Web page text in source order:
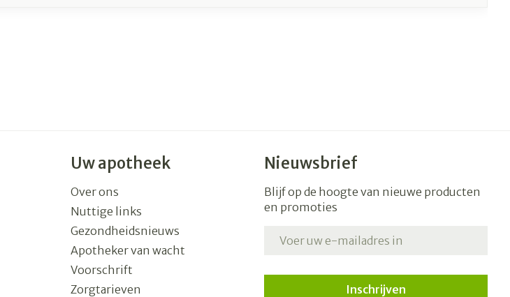
Uw apotheek
Over ons
Nuttige links
Gezondheidsnieuws
Apotheker van wacht
Voorschrift
Zorgtarieven
Nieuwsbrief
Blijf op de hoogte van nieuwe producten
en promoties
Inschrijven